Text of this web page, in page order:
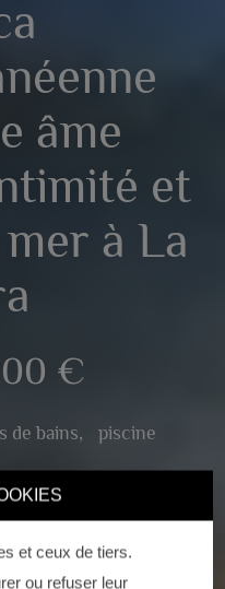
et ceux de tiers.
ou refuser leur
âme
et
à La
€
de bains, piscine